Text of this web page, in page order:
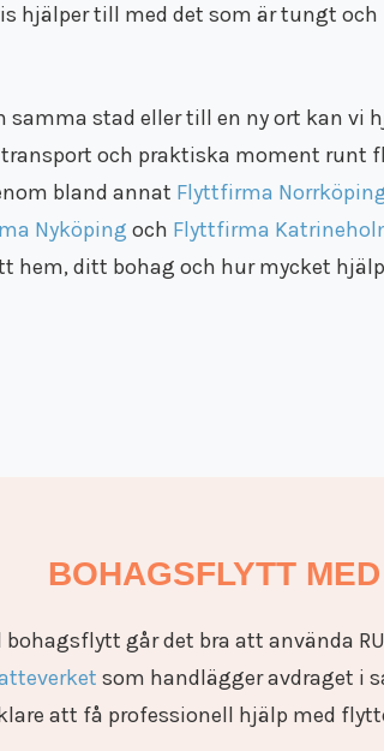
hjälper till med det som är tungt och
samma stad eller till en ny ort kan vi
och praktiska moment runt
bland annat Flyttfirma
Nyköping och Flyttfirma
hem, ditt bohag och hur mycket
BOHAGSFLYTT
bohagsflytt går det bra att använda
som handlägger avdraget i
att få professionell hjälp med